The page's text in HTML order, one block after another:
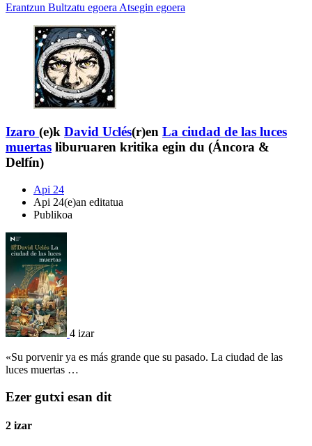
Erantzun Bultzatu egoera Atsegin egoera
Izaro (e)k David Uclés(r)en La ciudad de las luces
muertas liburuaren kritika egin du (Áncora &
Delfín)
Api 24
Api 24(e)an editatua
Publikoa
4 izar
«Su porvenir ya es más grande que su pasado. La ciudad de las
luces muertas …
Ezer gutxi esan dit
2 izar